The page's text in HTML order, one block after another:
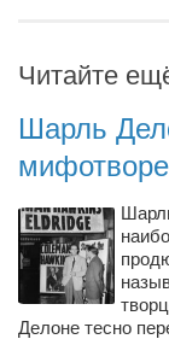
Читайте
Шарль
Делоне тесно